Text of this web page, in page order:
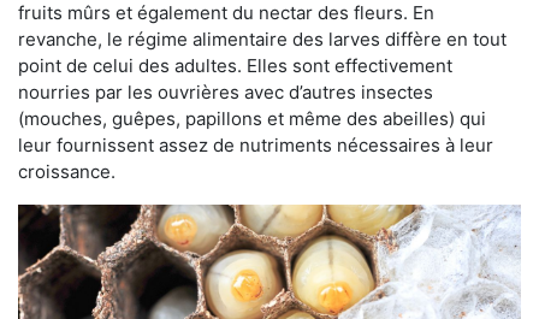
fruits mûrs et également du nectar des fleurs. En
revanche, le régime alimentaire des larves diffère en tout
point de celui des adultes. Elles sont effectivement
nourries par les ouvrières avec d’autres insectes
(mouches, guêpes, papillons et même des abeilles) qui
leur fournissent assez de nutriments nécessaires à leur
croissance.